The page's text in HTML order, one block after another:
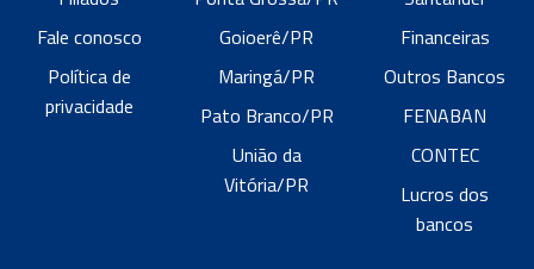
Fale conosco
Política de
privacidade
Goioerê/PR
Maringá/PR
Pato Branco/PR
União da
Vitória/PR
Financeiras
Outros Bancos
FENABAN
CONTEC
Lucros dos
bancos